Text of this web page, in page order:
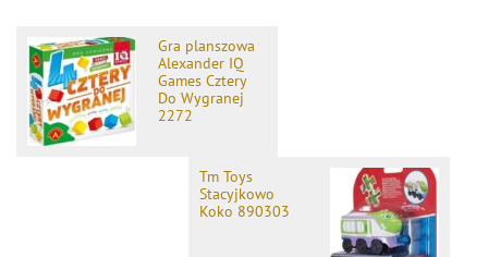
Gra planszowa
Alexander IQ
Games Cztery
Do Wygranej
2272
Tm Toys
Stacyjkowo
Koko 890303